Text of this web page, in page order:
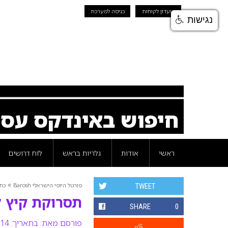
מועדון לקוחות כניסה למערכת
חיפוש באינדקס
ראשי אודות גלריות בראש לוח דרושים
פורטל היופי הישראלי Barosh »
תסרוקת
פורסם מאת: בתאריך: 14 מאי 2008
TWEET
SHARE 0
נגישות